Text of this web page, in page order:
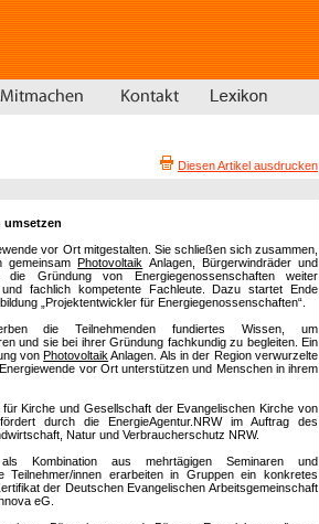
Diesen Artikel ausdrucken
umsetzen
vor Ort mitgestalten. Sie schließen sich zusammen,
gemeinsamPhotovoltaik Anlagen, Bürgerwindräder und
Gründung von Energiegenossenschaften weiter
fachlich kompetente Fachleute. Dazu startet Ende
„Projektentwickler für Energiegenossenschaften“.
die Teilnehmenden fundiertes Wissen, um
und sie bei ihrer Gründung fachkundig zu begleiten. Ein
vonPhotovoltaik Anlagen. Als in der Region verwurzelte
vor Ort unterstützen und Menschen in ihrem
Kirche und Gesellschaft der Evangelischen Kirche von
durch die EnergieAgentur.NRW im Auftrag des
Natur und Verbraucherschutz NRW.
Kombination aus mehrtägigen Seminaren und
Teilnehmer/innen erarbeiten in Gruppen ein konkretes
der Deutschen Evangelischen Arbeitsgemeinschaft
eG.